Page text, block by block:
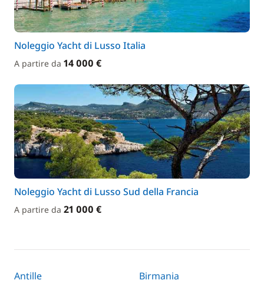
Noleggio Yacht di Lusso Italia
A partire da 14 000 €
Noleggio Yacht di Lusso Sud della Francia
A partire da 21 000 €
Antille Birmania